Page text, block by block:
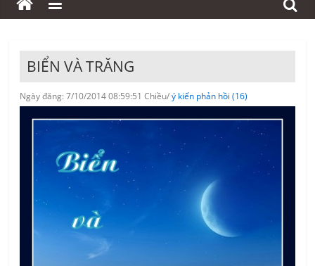
BIỂN VÀ TRĂNG
Ngày đăng: 7/10/2014 08:59:51 Chiều/ý kiến phản hồi (16)